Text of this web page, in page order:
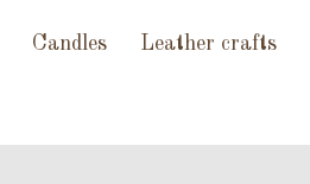
Candles Leather crafts